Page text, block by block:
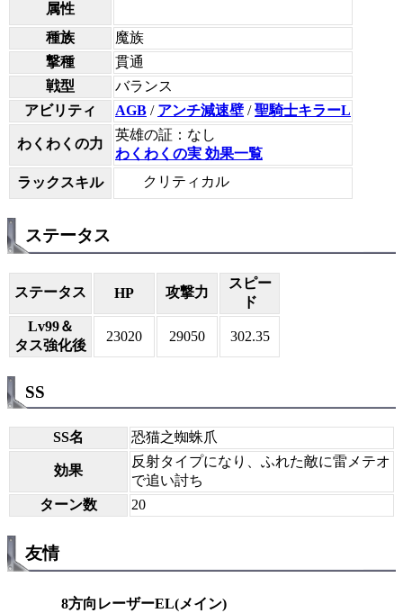
属性
種族
魔族
撃種
貫通
戦型
バランス
アビリティ
AGB / アンチ減速壁 /聖騎士キラーL
わくわくの力
英雄の証：なし
わくわくの実 効果一覧
ラックスキル
クリティカル
ステータス
ステータス HP 攻撃力
スピー
ド
Lv99＆
タス強化後
23020 29050 302.35
SS
SS名 恐猫之蜘蛛爪
効果
反射タイプになり、ふれた敵に雷メテオ
で追い討ち
ターン数
20
友情
8方向レーザーEL(メイン)